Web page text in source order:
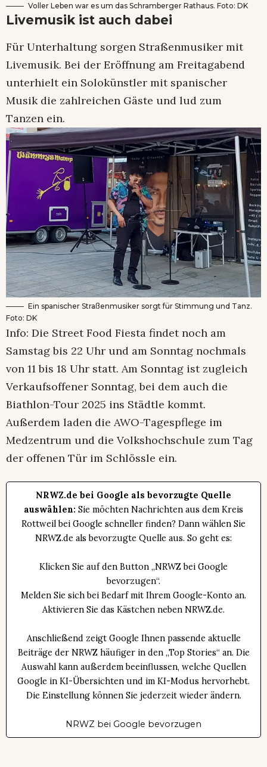
Voller Leben war es um das Schramberger Rathaus. Foto: DK
Livemusik ist auch dabei
Für Unterhaltung sorgen Straßenmusiker mit
Livemusik. Bei der Eröffnung am Freitagabend
unterhielt ein Solokünstler mit spanischer
Musik die zahlreichen Gäste und lud zum
Tanzen ein.
Ein spanischer Straßenmusiker sorgt für Stimmung und Tanz.
Foto: DK
Info: Die Street Food Fiesta findet noch am
Samstag bis 22 Uhr und am Sonntag nochmals
von 11 bis 18 Uhr statt. Am Sonntag ist zugleich
Verkaufsoffener Sonntag, bei dem auch die
Biathlon-Tour 2025 ins Städtle kommt.
Außerdem laden die AWO-Tagespflege im
Medzentrum und die Volkshochschule zum Tag
der offenen Tür im Schlössle ein.
NRWZ.de bei Google als bevorzugte Quelle
auswählen: Sie möchten Nachrichten aus dem Kreis
Rottweil bei Google schneller finden? Dann wählen Sie
NRWZ.de als bevorzugte Quelle aus. So geht es:
Klicken Sie auf den Button „NRWZ bei Google
bevorzugen“.
Melden Sie sich bei Bedarf mit Ihrem Google-Konto an.
Aktivieren Sie das Kästchen neben NRWZ.de.
Anschließend zeigt Google Ihnen passende aktuelle
Beiträge der NRWZ häufiger in den „Top Stories“ an. Die
Auswahl kann außerdem beeinflussen, welche Quellen
Google in KI-Übersichten und im KI-Modus hervorhebt.
Die Einstellung können Sie jederzeit wieder ändern.
NRWZ bei Google bevorzugen